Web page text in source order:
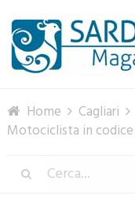
Home
Cagliari
Motociclista in